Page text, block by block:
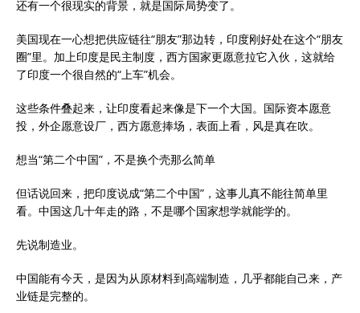
还有一个很现实的背景，就是国际局势变了。
美国现在一心想把供应链往“朋友”那边转，印度刚好处在这个“朋友
圈”里。加上印度是民主制度，西方国家更愿意拉它入伙，这就给
了印度一个很自然的“上车”机会。
这些条件叠起来，让印度看起来像是下一个大国。国际资本愿意
投，外企愿意设厂，西方愿意捧场，表面上看，风是真在吹。
想当“第二个中国”，不是换个壳那么简单
但话说回来，把印度说成“第二个中国”，这事儿真不能往简单里
看。中国这几十年走的路，不是哪个国家想学就能学的。
先说制造业。
中国能有今天，是因为从原材料到高端制造，几乎都能自己来，产
业链是完整的。